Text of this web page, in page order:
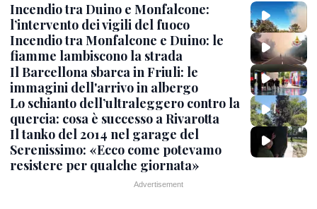
Incendio tra Duino e Monfalcone:
l’intervento dei vigili del fuoco
Incendio tra Monfalcone e Duino: le
fiamme lambiscono la strada
Il Barcellona sbarca in Friuli: le
immagini dell'arrivo in albergo
Lo schianto dell’ultraleggero contro la
quercia: cosa è successo a Rivarotta
Il tanko del 2014 nel garage del
Serenissimo: «Ecco come potevamo
resistere per qualche giornata»